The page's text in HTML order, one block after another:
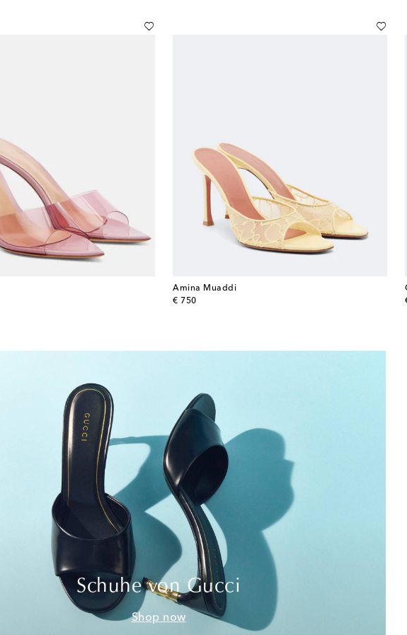
Amina Muaddi
€ 750
original price
Schuhe von Gucci
Shop now